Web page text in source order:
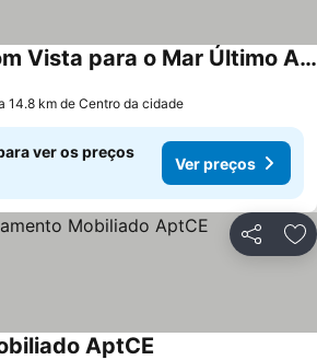
Apartamento com Vista para o Mar Último Andar
14.8 km de Centro da cidade
ver os preços
Ver preços
Partilhar
AptCE